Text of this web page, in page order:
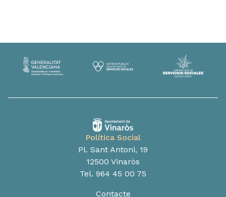
Política Social
Pl. Sant Antoni, 19
12500 Vinaròs
Tel. 964 45 00 75
Contacte